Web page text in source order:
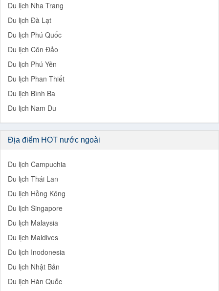
Du lịch Nha Trang
Du lịch Đà Lạt
Du lịch Phú Quốc
Du lịch Côn Đảo
Du lịch Phú Yên
Du lịch Phan Thiết
Du lịch Bình Ba
Du lịch Nam Du
Địa điểm HOT nước ngoài
Du lịch Campuchia
Du lịch Thái Lan
Du lịch Hồng Kông
Du lịch Singapore
Du lịch Malaysia
Du lịch Maldives
Du lịch Inodonesia
Du lịch Nhật Bản
Du lịch Hàn Quốc